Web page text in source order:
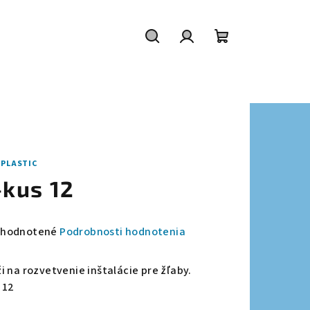
12
Podrobnosti hodnotenia
na rozvetvenie inštalácie pre žľaby.